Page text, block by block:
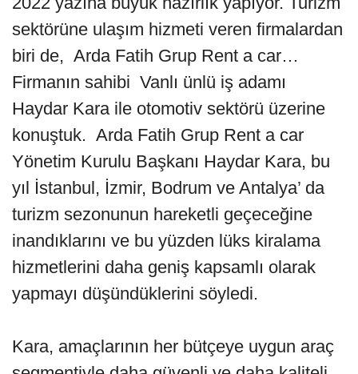
sektörüne ulaşım hizmeti veren firmalardan
biri de, Arda Fatih Grup Rent a car…
Firmanın sahibi Vanlı ünlü iş adamı
Haydar Kara ile otomotiv sektörü üzerine
konuştuk. Arda Fatih Grup Rent a car
Yönetim Kurulu Başkanı Haydar Kara, bu
yıl İstanbul, İzmir, Bodrum ve Antalya’ da
turizm sezonunun hareketli geçeceğine
inandıklarını ve bu yüzden lüks kiralama
hizmetlerini daha geniş kapsamlı olarak
yapmayı düşündüklerini söyledi.
Kara, amaçlarının her bütçeye uygun araç